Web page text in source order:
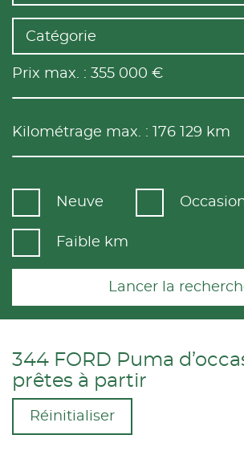
Catégorie
Prix max. : 355 000 €
Kilométrage max. : 176 129 km
Neuve
Faible km
Lancer la
344 FORD Puma
prêtes à partir
Réinitialiser